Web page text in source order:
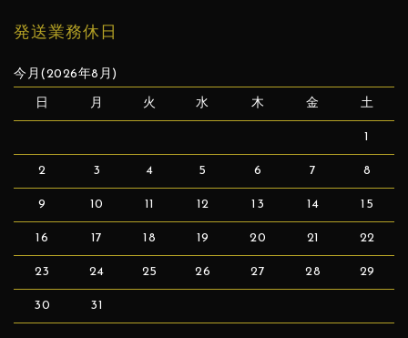
発送業務休日
今月(2026年8月)
日 月 火 水 木 金 土
1
2 3 4 5 6 7 8
9 10 11 12 13 14 15
16 17 18 19 20 21 22
23 24 25 26 27 28 29
30 31